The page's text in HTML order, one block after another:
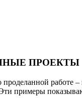
ПРОЕКТЫ
работе
примеры